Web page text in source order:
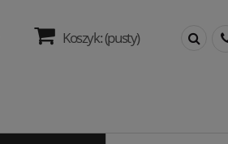
Koszyk:(pusty)